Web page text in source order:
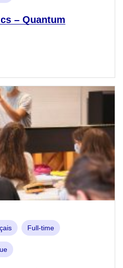
– Quantum
Full-time